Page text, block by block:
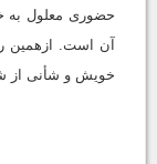
حضورى معلول به
آن است. ازهمین
خویش و شأنى از